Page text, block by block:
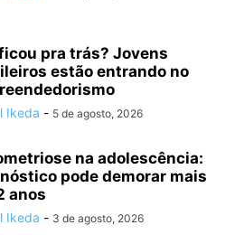
pra trás? Jovens
estão entrando no
Ikeda - 5 de agosto, 2026
na adolescência:
pode demorar mais
anos
Ikeda - 3 de agosto, 2026